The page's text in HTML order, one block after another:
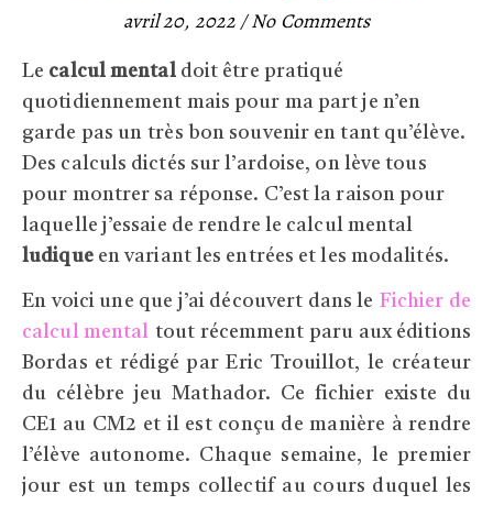
avril 20, 2022/No Comments
Le calcul mentaldoit être pratiqué
quotidiennement mais pour ma part je n’en
garde pas un très bon souvenir en tant qu’élève.
Des calculs dictés sur l’ardoise, on lève tous
pour montrer sa réponse. C’est la raison pour
laquelle j’essaie de rendre le calcul mental
ludiqueen variant les entrées et les modalités.
En voici une que j’ai découvert dans le Fichier de
calcul mental tout récemment paru aux éditions
Bordas et rédigé par Eric Trouillot, le créateur
du célèbre jeu Mathador. Ce fichier existe du
CE1 au CM2 et il est conçu de manière à rendre
l’élève autonome. Chaque semaine, le premier
jour est un temps collectif au cours duquel les